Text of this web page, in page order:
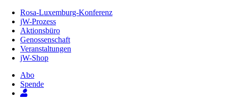
Inhalt
Seite
Rosa-Luxemburg-Konferenz
jW-Prozess
Aktionsbüro
Genossenschaft
Veranstaltungen
jW-Shop
Abo
Spende